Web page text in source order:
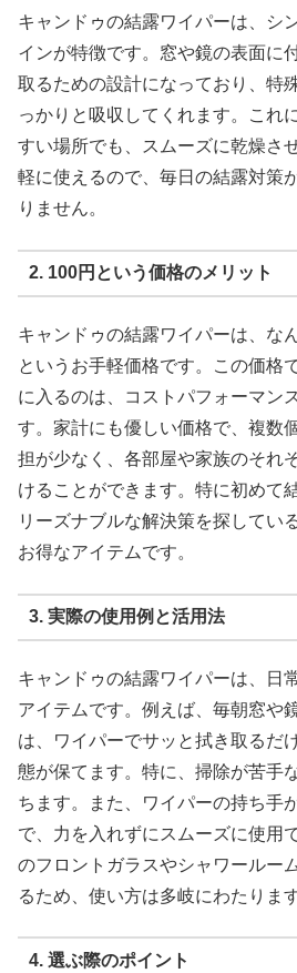
キャンドゥの結露ワイパーは、シ
インが特徴です。窓や鏡の表面に
取るための設計になっており、特
っかりと吸収してくれます。これ
すい場所でも、スムーズに乾燥さ
軽に使えるので、毎日の結露対策
りません。
2. 100円という価格のメリット
キャンドゥの結露ワイパーは、な
というお手軽価格です。この価格
に入るのは、コストパフォーマン
す。家計にも優しい価格で、複数
担が少なく、各部屋や家族のそれ
けることができます。特に初めて
リーズナブルな解決策を探してい
お得なアイテムです。
3. 実際の使用例と活用法
キャンドゥの結露ワイパーは、日
アイテムです。例えば、毎朝窓や
は、ワイパーでサッと拭き取るだ
態が保てます。特に、掃除が苦手
ちます。また、ワイパーの持ち手
で、力を入れずにスムーズに使用
のフロントガラスやシャワールー
るため、使い方は多岐にわたります
4. 選ぶ際のポイント